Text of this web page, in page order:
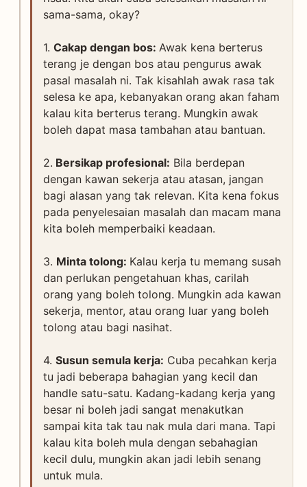
sama-sama, okay?
1. Cakap dengan bos: Awak kena berterus
terang je dengan bos atau pengurus awak
pasal masalah ni. Tak kisahlah awak rasa tak
selesa ke apa, kebanyakan orang akan faham
kalau kita berterus terang. Mungkin awak
boleh dapat masa tambahan atau bantuan.
2. Bersikap profesional: Bila berdepan
dengan kawan sekerja atau atasan, jangan
bagi alasan yang tak relevan. Kita kena fokus
pada penyelesaian masalah dan macam mana
kita boleh memperbaiki keadaan.
3. Minta tolong: Kalau kerja tu memang susah
dan perlukan pengetahuan khas, carilah
orang yang boleh tolong. Mungkin ada kawan
sekerja, mentor, atau orang luar yang boleh
tolong atau bagi nasihat.
4. Susun semula kerja: Cuba pecahkan kerja
tu jadi beberapa bahagian yang kecil dan
handle satu-satu. Kadang-kadang kerja yang
besar ni boleh jadi sangat menakutkan
sampai kita tak tau nak mula dari mana. Tapi
kalau kita boleh mula dengan sebahagian
kecil dulu, mungkin akan jadi lebih senang
untuk mula.